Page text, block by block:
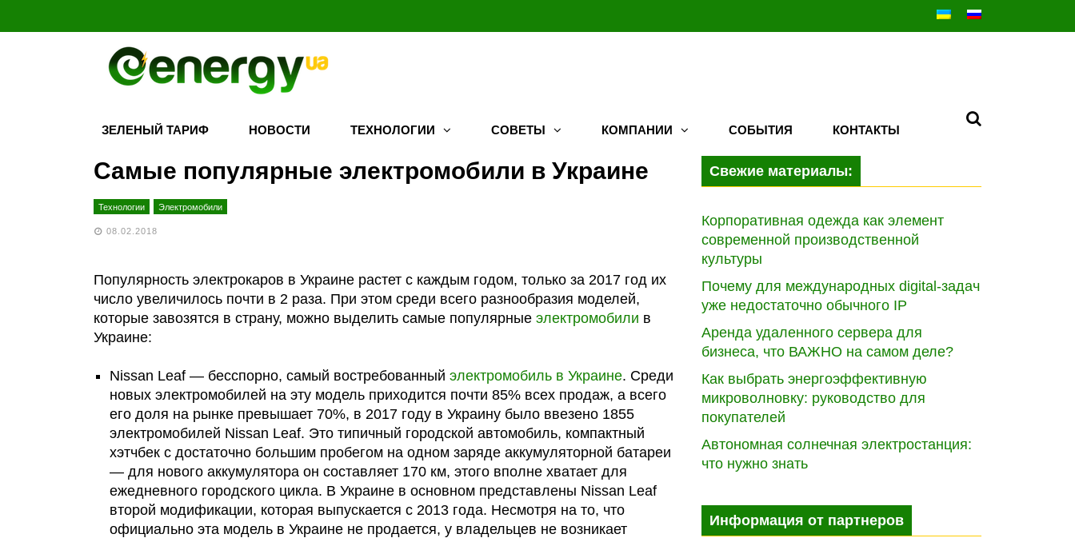
ЗЕЛЕНЫЙ ТАРИФ НОВОСТИ ТЕХНОЛОГИИ СОВЕТЫ КОМПАНИИ СОБЫТИЯ КОНТАКТЫ
Самые популярные электромобили в Украине
Технологии Электромобили
08.02.2018
Популярность электрокаров в Украине растет с каждым годом, только за 2017 год их
число увеличилось почти в 2 раза. При этом среди всего разнообразия моделей,
которые завозятся в страну, можно выделить самые популярные электромобили в
Украине:
Nissan Leaf — бесспорно, самый востребованный электромобиль в Украине. Среди
новых электромобилей на эту модель приходится почти 85% всех продаж, а всего
его доля на рынке превышает 70%, в 2017 году в Украину было ввезено 1855
электромобилей Nissan Leaf. Это типичный городской автомобиль, компактный
хэтчбек с достаточно большим пробегом на одном заряде аккумуляторной батареи
— для нового аккумулятора он составляет 170 км, этого вполне хватает для
ежедневного городского цикла. В Украине в основном представлены Nissan Leaf
второй модификации, которая выпускается с 2013 года. Несмотря на то, что
официально эта модель в Украине не продается, у владельцев не возникает
Свежие материалы:
Корпоративная одежда как элемент
современной производственной
культуры
Почему для международных digital-задач
уже недостаточно обычного IP
Аренда удаленного сервера для
бизнеса, что ВАЖНО на самом деле?
Как выбрать энергоэффективную
микроволновку: руководство для
покупателей
Автономная солнечная электростанция:
что нужно знать
Информация от партнеров